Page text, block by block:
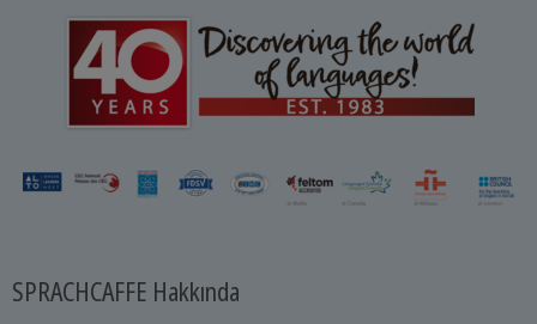
SPRACHCAFFE Hakkında